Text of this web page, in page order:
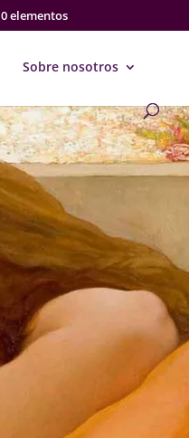
0 elementos
Sobre nosotros